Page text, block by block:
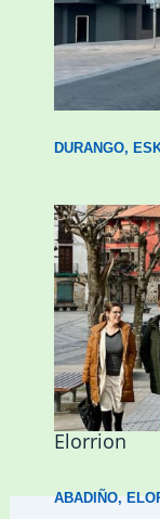
Udal
DURANGO,
presentzia
Elorrion
ABADIÑO,